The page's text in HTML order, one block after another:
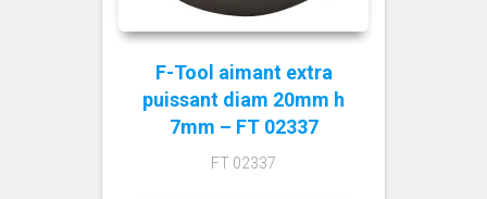
F-Tool aimant extra
puissant diam 20mm h
7mm – FT 02337
FT 02337